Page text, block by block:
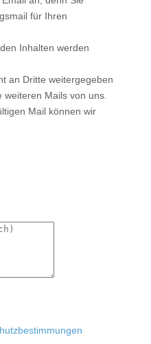
für Ihren
Inhalten werden
an Dritte weitergegeben
Mails von uns.
Mail können wir